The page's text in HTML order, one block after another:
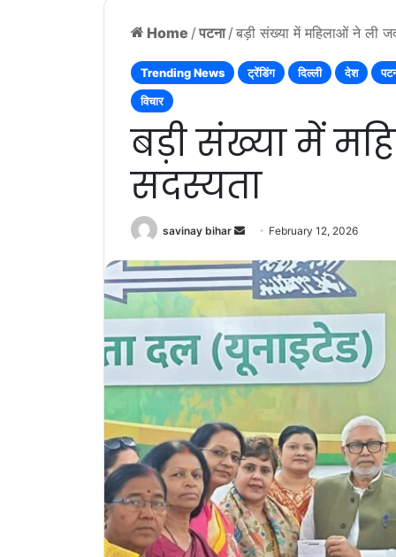
Home / पटना / बड़ी संख्या में महिलाओं ने ली
Trending News ट्रेंडिंग दिल्ली देश
विचार
बड़ी संख्या में
सदस्यता
savinay bihar
Send
email
February 12, 2026